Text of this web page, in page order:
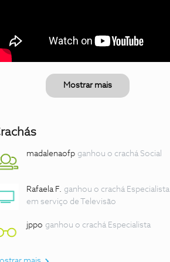
Mostrar mais
madalenaofp ganhou o crachá Social
Rafaela F. ganhou o crachá Especialista
em serviço de Televisão
jppo ganhou o crachá Especialista